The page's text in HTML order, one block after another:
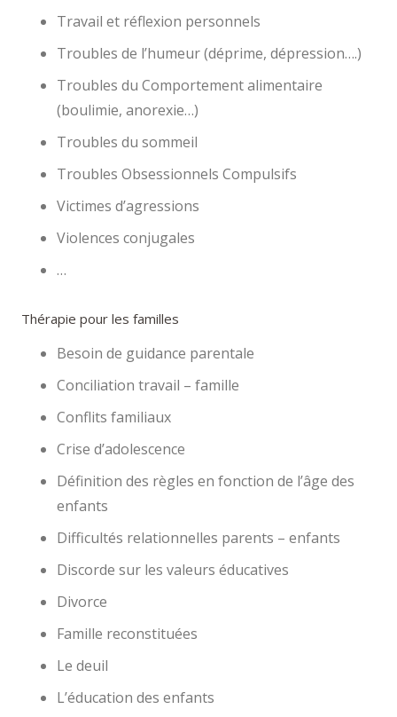
Travail et réflexion personnels
Troubles de l’humeur (déprime, dépression….)
Troubles du Comportement alimentaire
(boulimie, anorexie…)
Troubles du sommeil
Troubles Obsessionnels Compulsifs
Victimes d’agressions
Violences conjugales
…
Thérapie pour les familles
Besoin de guidance parentale
Conciliation travail – famille
Conflits familiaux
Crise d’adolescence
Définition des règles en fonction de l’âge des
enfants
Difficultés relationnelles parents – enfants
Discorde sur les valeurs éducatives
Divorce
Famille reconstituées
Le deuil
L’éducation des enfants